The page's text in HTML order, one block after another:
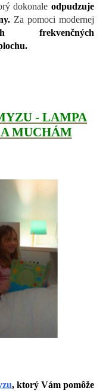
dokonale odpudzuje
Za pomoci modernej
frekvenčných
- LAMPA
MUCHÁM
, ktorý Vám pomôže